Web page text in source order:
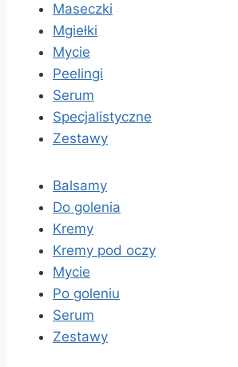
Maseczki
Mgiełki
Mycie
Peelingi
Serum
Specjalistyczne
Zestawy
Balsamy
Do golenia
Kremy
Kremy pod oczy
Mycie
Po goleniu
Serum
Zestawy